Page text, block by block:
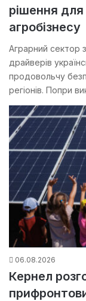
рішення для
агробізнесу
Аграрний сектор
драйверів
продовольчу
регіонів. Попри
06.08.2026
Кернел